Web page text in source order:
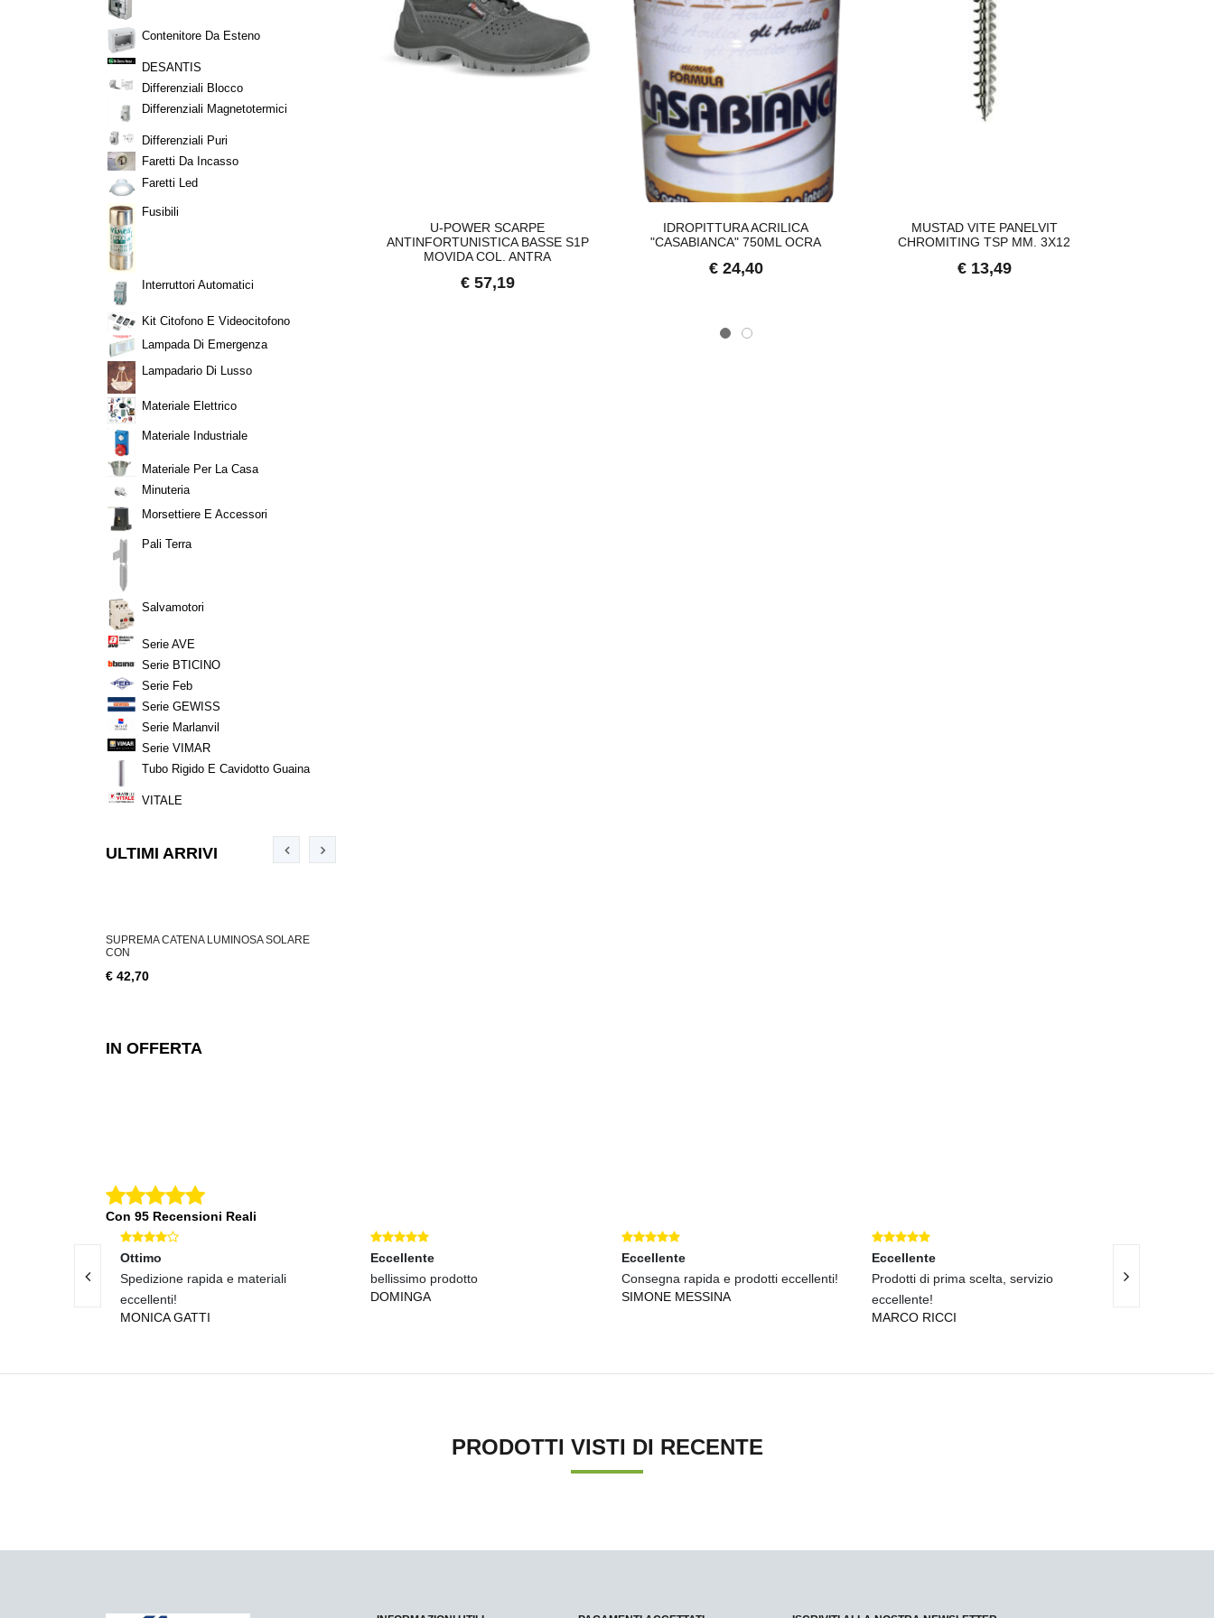
Contenitore Da Esteno
DESANTIS
Differenziali Blocco
Differenziali Magnetotermici
Differenziali Puri
Faretti Da Incasso
Faretti Led
Fusibili
Interruttori Automatici
Kit Citofono E Videocitofono
Lampada Di Emergenza
Lampadario Di Lusso
Materiale Elettrico
Materiale Industriale
Materiale Per La Casa
Minuteria
Morsettiere E Accessori
Pali Terra
Salvamotori
Serie AVE
Serie BTICINO
Serie Feb
Serie GEWISS
Serie Marlanvil
Serie VIMAR
Tubo Rigido E Cavidotto Guaina
VITALE
ULTIMI ARRIVI
SUPREMA CATENA LUMINOSA SOLARE
CON
€ 42,70
IN OFFERTA
U-POWER SCARPE
ANTINFORTUNISTICA BASSE S1P
MOVIDA COL. ANTRA
€ 57,19
IDROPITTURA ACRILICA
"CASABIANCA" 750ML OCRA
€ 24,40
MUSTAD VITE PANELVIT
CHROMITING TSP MM. 3X12
€ 13,49
Con 95 Recensioni Reali
conformi alla
Ottimo
Spedizione rapida e materiali
eccellenti!
MONICA GATTI
Eccellente
bellissimo prodotto
DOMINGA
Eccellente
Consegna rapida e prodotti eccellenti!
SIMONE MESSINA
Eccellente
Prodotti di prima scelta, servizio
eccellente!
MARCO RICCI
Servizio rapido
PRODOTTI VISTI DI RECENTE